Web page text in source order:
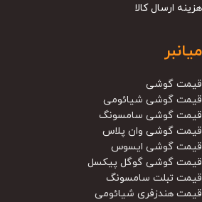
هزینه ارسال کالا
میانبر
قیمت گوشی
قیمت گوشی شیائومی
قیمت گوشی سامسونگ
قیمت گوشی وان پلاس
قیمت گوشی ایسوس
قیمت گوشی گوگل پیکسل
قیمت تبلت سامسونگ
قیمت هندزفری شیائومی